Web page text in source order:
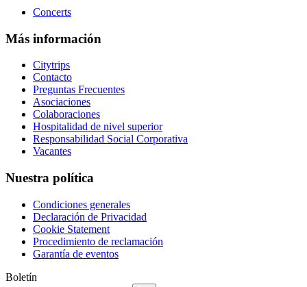
Concerts
Más información
Citytrips
Contacto
Preguntas Frecuentes
Asociaciones
Colaboraciones
Hospitalidad de nivel superior
Responsabilidad Social Corporativa
Vacantes
Nuestra política
Condiciones generales
Declaración de Privacidad
Cookie Statement
Procedimiento de reclamación
Garantía de eventos
Boletín